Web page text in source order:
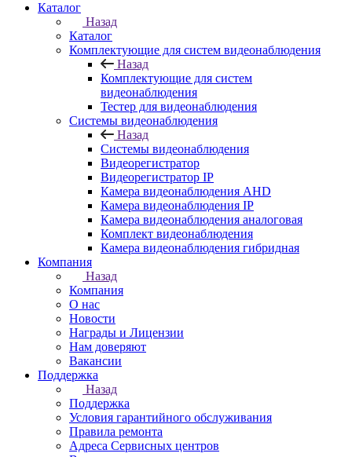
Каталог
Назад
Каталог
Комплектующие для систем видеонаблюдения
Назад
Комплектующие для систем
видеонаблюдения
Тестер для видеонаблюдения
Системы видеонаблюдения
Назад
Системы видеонаблюдения
Видеорегистратор
Видеорегистратор IP
Камера видеонаблюдения AHD
Камера видеонаблюдения IP
Камера видеонаблюдения аналоговая
Комплект видеонаблюдения
Камера видеонаблюдения гибридная
Компания
Назад
Компания
О нас
Новости
Награды и Лицензии
Нам доверяют
Вакансии
Поддержка
Назад
Поддержка
Условия гарантийного обслуживания
Правила ремонта
Адреса Сервисных центров